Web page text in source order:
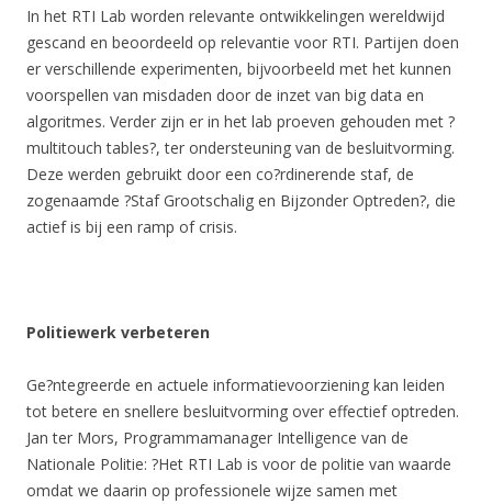
In het RTI Lab worden relevante ontwikkelingen wereldwijd
gescand en beoordeeld op relevantie voor RTI. Partijen doen
er verschillende experimenten, bijvoorbeeld met het kunnen
voorspellen van misdaden door de inzet van big data en
algoritmes. Verder zijn er in het lab proeven gehouden met ?
multitouch tables?, ter ondersteuning van de besluitvorming.
Deze werden gebruikt door een co?rdinerende staf, de
zogenaamde ?Staf Grootschalig en Bijzonder Optreden?, die
actief is bij een ramp of crisis.
Politiewerk verbeteren
Ge?ntegreerde en actuele informatievoorziening kan leiden
tot betere en snellere besluitvorming over effectief optreden.
Jan ter Mors, Programmamanager Intelligence van de
Nationale Politie: ?Het RTI Lab is voor de politie van waarde
omdat we daarin op professionele wijze samen met